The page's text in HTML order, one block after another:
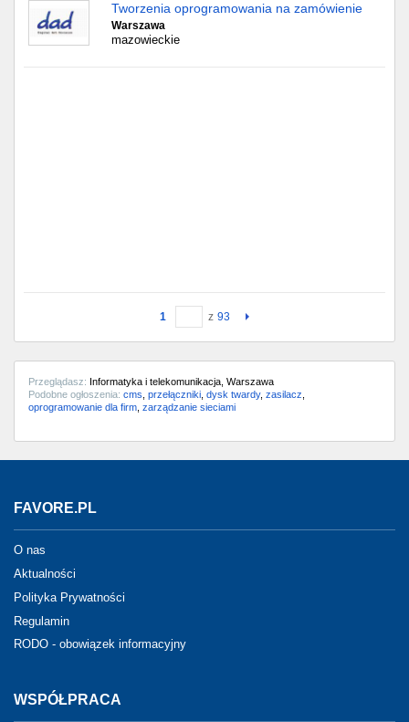
Tworzenia oprogramowania na zamówienie
Warszawa
mazowieckie
1 z 93
Przeglądasz: Informatyka i telekomunikacja, Warszawa
Podobne ogłoszenia: cms przełączniki dysk twardy, zasilacz
oprogramowanie dla firm zarządzanie sieciami
FAVORE.PL
O nas
Aktualności
Polityka Prywatności
Regulamin
RODO - obowiązek informacyjny
WSPÓŁPRACA